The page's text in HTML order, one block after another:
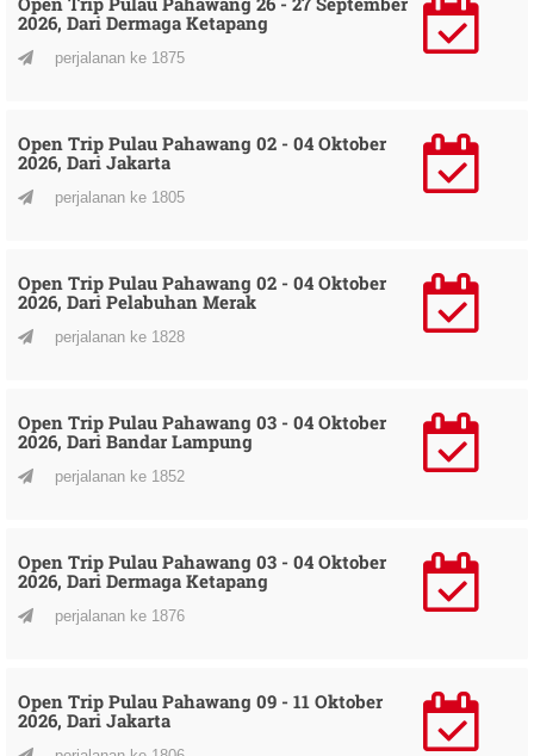
2026, Dari Dermaga Ketapang
perjalanan ke 1875
Open Trip Pulau Pahawang 02 - 04 Oktober
2026, Dari Jakarta
perjalanan ke 1805
Open Trip Pulau Pahawang 02 - 04 Oktober
2026, Dari Pelabuhan Merak
perjalanan ke 1828
Open Trip Pulau Pahawang 03 - 04 Oktober
2026, Dari Bandar Lampung
perjalanan ke 1852
Open Trip Pulau Pahawang 03 - 04 Oktober
2026, Dari Dermaga Ketapang
perjalanan ke 1876
Open Trip Pulau Pahawang 09 - 11 Oktober
2026, Dari Jakarta